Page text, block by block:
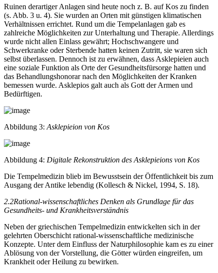
Ruinen derartiger Anlagen sind heute noch z. B. auf Kos zu finden
(s. Abb. 3 u. 4). Sie wurden an Orten mit günstigen klimatischen
Verhältnissen errichtet. Rund um die Tempelanlagen gab es
zahlreiche Möglichkeiten zur Unterhaltung und Therapie. Allerdings
wurde nicht allen Einlass gewährt; Hochschwangere und
Schwerkranke oder Sterbende hatten keinen Zutritt, sie waren sich
selbst überlassen. Dennoch ist zu erwähnen, dass Asklepieien auch
eine soziale Funktion als Orte der Gesundheitsfürsorge hatten und
das Behandlungshonorar nach den Möglichkeiten der Kranken
bemessen wurde. Asklepios galt auch als Gott der Armen und
Bedürftigen.
Abbildung 3: Asklepieion von Kos
Abbildung 4: Digitale Rekonstruktion des Asklepieions von Kos
Die Tempelmedizin blieb im Bewusstsein der Öffentlichkeit bis zum
Ausgang der Antike lebendig (Kollesch & Nickel, 1994, S. 18).
2.2Rational-wissenschaftliches Denken als Grundlage für das
Gesundheits- und Krankheitsverständnis
Neben der griechischen Tempelmedizin entwickelten sich in der
gelehrten Oberschicht rational-wissenschaftliche medizinische
Konzepte. Unter dem Einfluss der Naturphilosophie kam es zu einer
Ablösung von der Vorstellung, die Götter würden eingreifen, um
Krankheit oder Heilung zu bewirken.